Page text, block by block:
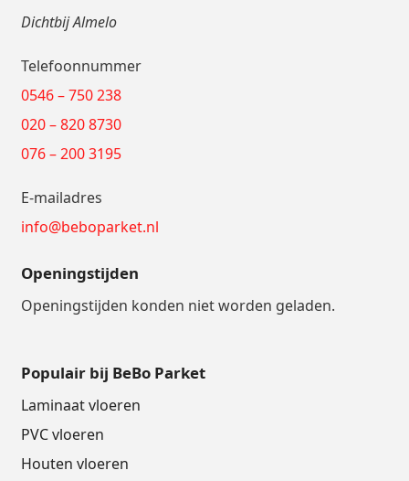
Dichtbij Almelo
Telefoonnummer
0546 – 750 238
020 – 820 8730
076 – 200 3195
E-mailadres
info@beboparket.nl
Openingstijden
Openingstijden konden niet worden geladen.
Populair bij BeBo Parket
Laminaat vloeren
PVC vloeren
Houten vloeren